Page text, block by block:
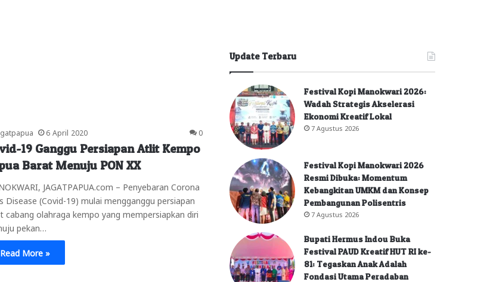
6 April 2020 0
19 Ganggu Persiapan Atlit Kempo
Barat Menuju PON XX
JAGATPAPUA.com – Penyebaran Corona
Disease (Covid-19) mulai mengganggu persiapan
cabang olahraga kempo yang mempersiapkan diri
pekan…
Read More »
Update Terbaru
Festival Kopi Manokwari 2026:
Wadah Strategis Akselerasi
Ekonomi Kreatif Lokal
7 Agustus 2026
Festival Kopi Manokwari 2026
Resmi Dibuka: Momentum
Kebangkitan UMKM dan Konsep
Pembangunan Polisentris
7 Agustus 2026
Bupati Hermus Indou Buka
Festival PAUD Kreatif HUT RI ke-
81: Tegaskan Anak Adalah
Fondasi Utama Peradaban